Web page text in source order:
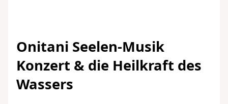
Onitani Seelen-Musik
Konzert & die Heilkraft des
Wassers